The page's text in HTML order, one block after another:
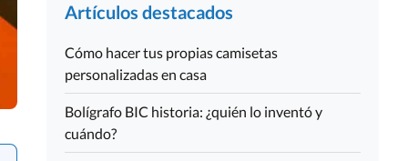
Artículos destacados
Cómo hacer tus propias camisetas
personalizadas en casa
Bolígrafo BIC historia: ¿quién lo inventó y
cuándo?